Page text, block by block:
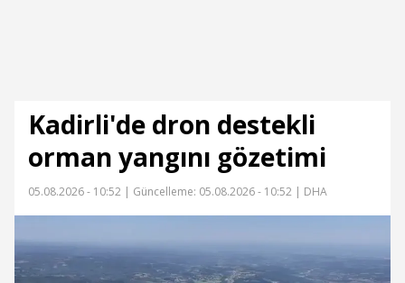
Kadirli'de dron destekli
orman yangını gözetimi
05.08.2026 - 10:52 | Güncelleme: 05.08.2026 - 10:52 | DHA